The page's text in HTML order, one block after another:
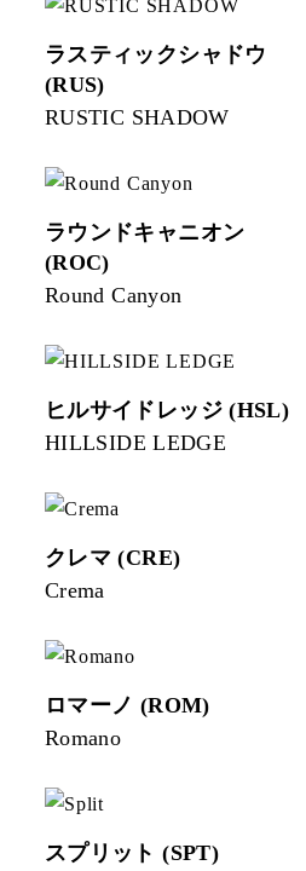
ラスティックシャドウ
(RUS)
RUSTIC SHADOW
ラウンドキャニオン
(ROC)
Round Canyon
ヒルサイドレッジ (HSL)
HILLSIDE LEDGE
クレマ (CRE)
Crema
ロマーノ (ROM)
Romano
スプリット (SPT)